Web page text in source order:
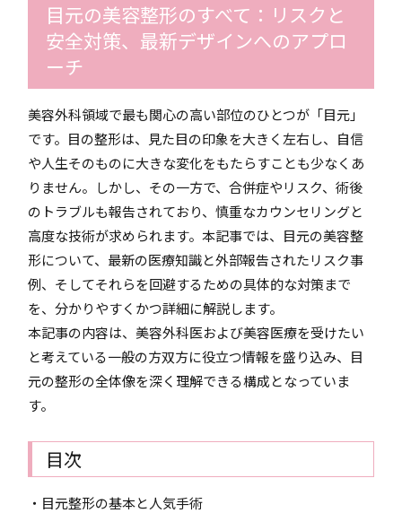
目元の美容整形のすべて：リスクと
安全対策、最新デザインへのアプロ
ーチ
美容外科領域で最も関心の高い部位のひとつが「目元」
です。目の整形は、見た目の印象を大きく左右し、自信
や人生そのものに大きな変化をもたらすことも少なくあ
りません。しかし、その一方で、合併症やリスク、術後
のトラブルも報告されており、慎重なカウンセリングと
高度な技術が求められます。本記事では、目元の美容整
形について、最新の医療知識と外部報告されたリスク事
例、そしてそれらを回避するための具体的な対策まで
を、分かりやすくかつ詳細に解説します。
本記事の内容は、美容外科医および美容医療を受けたい
と考えている一般の方双方に役立つ情報を盛り込み、目
元の整形の全体像を深く理解できる構成となっていま
す。
目次
・目元整形の基本と人気手術